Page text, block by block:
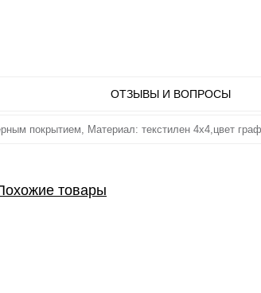
ОТЗЫВЫ И ВОПРОСЫ
покрытием, Материал: текстилен 4х4,цвет
товары